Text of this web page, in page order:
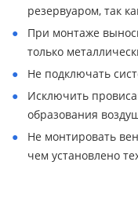
резервуаром, так
При монтаже
только
Не подключать
Исключить
образования
Не монтировать
чем установлено